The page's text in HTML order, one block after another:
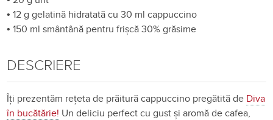
•12 g gelatină hidratată cu 30 ml cappuccino
•150 ml smântână pentru frișcă 30% grăsime
DESCRIERE
Îți prezentăm rețeta de prăitură cappuccino pregătită de Diva
în bucătărie! Un deliciu perfect cu gust și aromă de cafea,